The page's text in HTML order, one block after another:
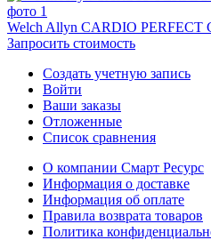
Welch Allyn CARDIO PERFECT
Запросить стоимость
Создать учетную запись
Войти
Ваши заказы
Отложенные
Список сравнения
О компании Смарт Ресурс
Информация о доставке
Информация об оплате
Правила возврата товаров
Политика